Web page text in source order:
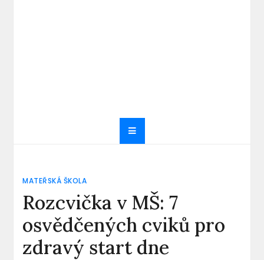
MATEŘSKÁ ŠKOLA
Rozcvička v MŠ: 7
osvědčených cviků pro
zdravý start dne